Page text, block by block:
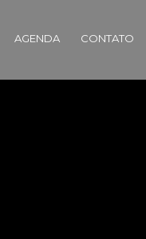
AGENDA CONTATO